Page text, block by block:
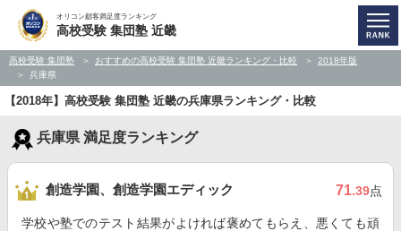
オリコン顧客満足度ランキング
高校受験 集団塾 近畿
高校受験 集団塾 おすすめの高校受験 集団塾 近畿ランキング・比較
2018年版
兵庫県
【2018年】高校受験 集団塾 近畿の兵庫県ランキング・比較
兵庫県 満足度ランキング
創造学園、創造学園エディック 71.39点
学校や塾でのテスト結果がよければ褒めてもらえ、悪くても頑